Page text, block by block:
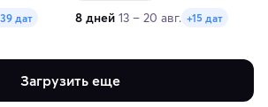
дат
четвергам
8 дней 13 – 20 авг. +15 дат
Загрузить еще